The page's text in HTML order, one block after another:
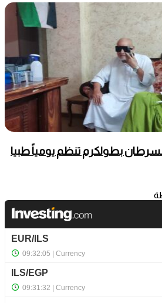
بطولكرم تنظم يومياً طبيا